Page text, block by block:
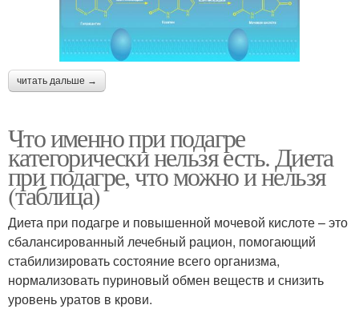
читать дальше →
Что именно при подагре
категорически нельзя есть. Диета
при подагре, что можно и нельзя
(таблица)
Диета при подагре и повышенной мочевой кислоте – это
сбалансированный лечебный рацион, помогающий
стабилизировать состояние всего организма,
нормализовать пуриновый обмен веществ и снизить
уровень уратов в крови.